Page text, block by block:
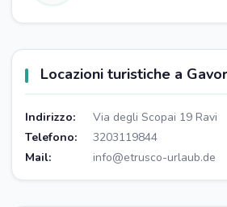
Locazioni turistiche a
Indirizzo:
Via degli Scopai 19 Ravi
Telefono:
3203119844
Mail:
info@etrusco-urlaub.de